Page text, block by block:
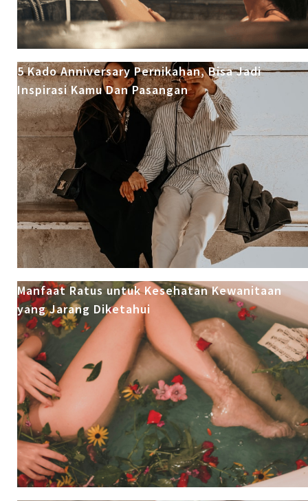
5 Kado Anniversary Pernikahan, Bisa Jadi
Inspirasi Kamu Dan Pasangan
Manfaat Ratus untuk Kesehatan Kewanitaan
yang Jarang Diketahui